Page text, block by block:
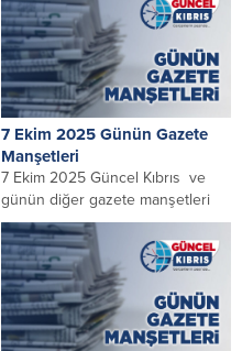
7 Ekim 2025 Günün Gazete
Manşetleri
7 Ekim 2025 Güncel Kıbrıs ve
günün diğer gazete manşetleri